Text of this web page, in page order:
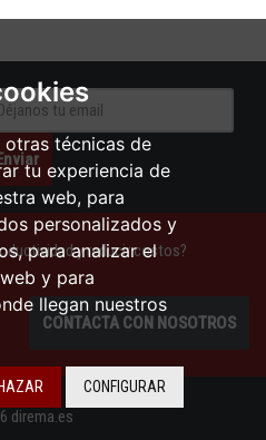
técnicas de
tu experiencia de
web, para
personalizados y
para analizar el
y para
llegan nuestros
CONFIGURAR
y reducir costos?
CONTACTA CON NOSOTROS
direma.es